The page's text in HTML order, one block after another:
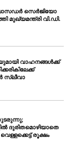
സെർജിയോ
മുഖ്യമന്ത്രി വി.ഡി.
വാഹനങ്ങൾക്ക്
സ്ലീവാ
ദുരിതമൊഴിയാതെ
രൂക്ഷം